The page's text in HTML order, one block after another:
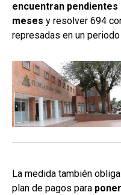
encuentran pendientes
meses y resolver 694
represadas en un
La medida también
plan de pagos para